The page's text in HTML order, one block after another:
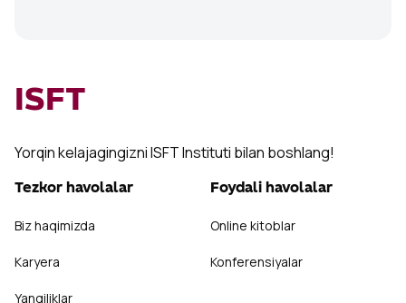
ISFT
Yorqin kelajagingizni ISFT Instituti bilan boshlang!
Tezkor havolalar
Biz haqimizda
Karyera
Yangiliklar
Foydali havolalar
Online kitoblar
Konferensiyalar